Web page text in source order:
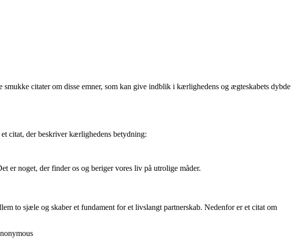
citater om disse emner, som kan give indblik i kærlighedens og ægteskabets dybde
citat, der beskriver kærlighedens betydning:
er noget, der finder os og beriger vores liv på utrolige måder.
to sjæle og skaber et fundament for et livslangt partnerskab. Nedenfor er et citat om